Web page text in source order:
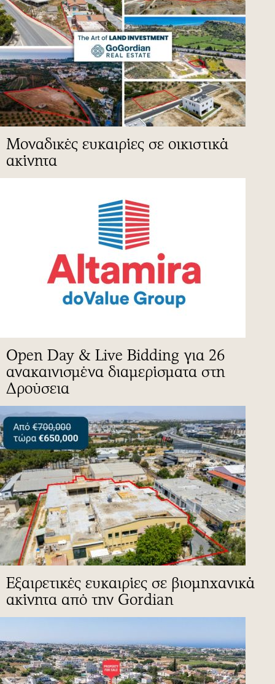
Μοναδικές ευκαιρίες σε οικιστικά
ακίνητα
Open Day & Live Bidding για 26
ανακαινισμένα διαμερίσματα στη
Δρούσεια
Εξαιρετικές ευκαιρίες σε βιομηχανικά
ακίνητα από την Gordian